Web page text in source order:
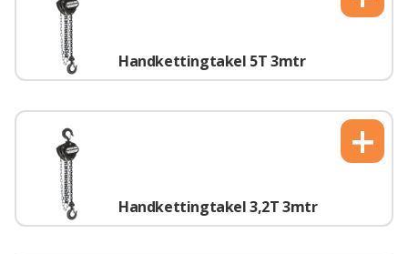
Handkettingtakel 5T 3mtr
Handkettingtakel 3,2T 3mtr
+